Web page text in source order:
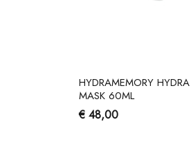
HYDRAMEMORY HYDRA
MASK 60ML
€ 48,00